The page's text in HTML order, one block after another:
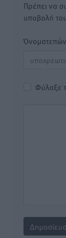
Πρέπει να
υποβολή
Φύλαξε